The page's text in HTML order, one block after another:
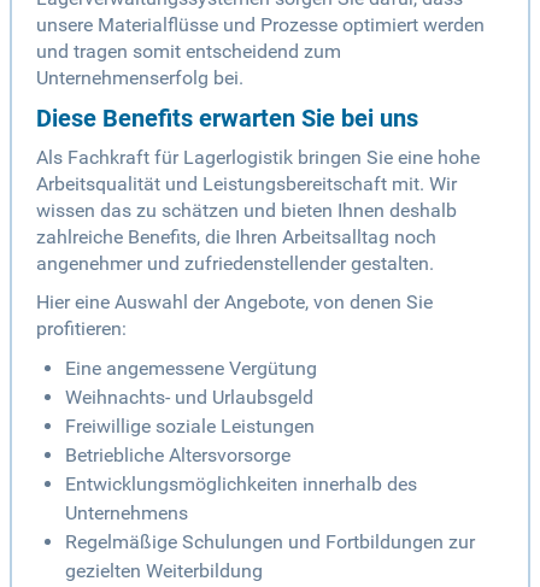
unsere Materialflüsse und Prozesse optimiert werden
und tragen somit entscheidend zum
Unternehmenserfolg bei.
Diese Benefits erwarten Sie bei uns
Als Fachkraft für Lagerlogistik bringen Sie eine hohe
Arbeitsqualität und Leistungsbereitschaft mit. Wir
wissen das zu schätzen und bieten Ihnen deshalb
zahlreiche Benefits, die Ihren Arbeitsalltag noch
angenehmer und zufriedenstellender gestalten.
Hier eine Auswahl der Angebote, von denen Sie
profitieren:
Eine angemessene Vergütung
Weihnachts- und Urlaubsgeld
Freiwillige soziale Leistungen
Betriebliche Altersvorsorge
Entwicklungsmöglichkeiten innerhalb des
Unternehmens
Regelmäßige Schulungen und Fortbildungen zur
gezielten Weiterbildung